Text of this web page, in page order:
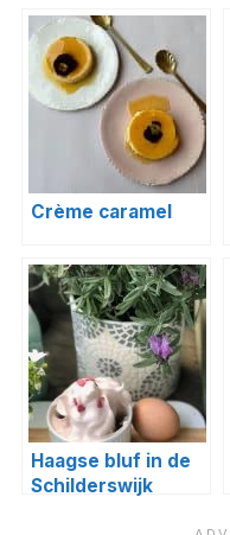
Crème caramel
Haagse bluf in de
Schilderswijk